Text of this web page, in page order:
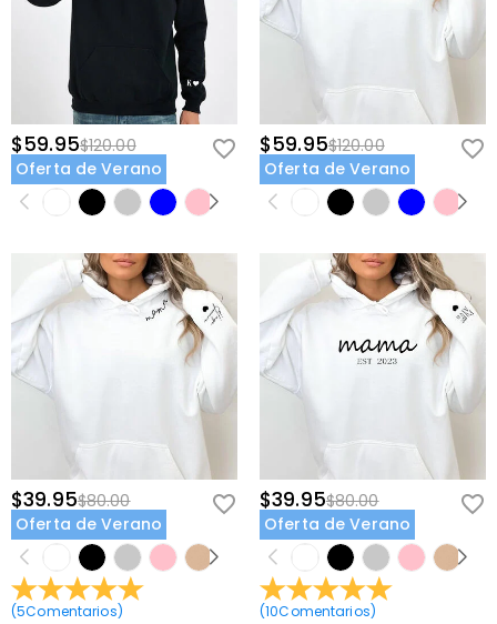
$59.95$120.00
Oferta de Verano
$59.95$120.00
Oferta de Verano
$39.95$80.00
Oferta de Verano
(5Comentarios)
$39.95$80.00
Oferta de Verano
(10Comentarios)